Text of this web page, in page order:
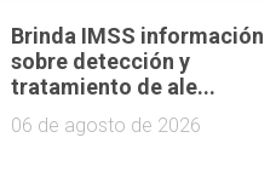
Brinda IMSS información
sobre detección y
tratamiento de ale...
06 de agosto de 2026